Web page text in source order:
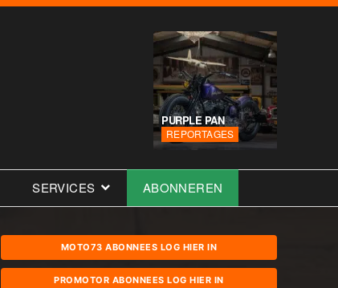
PURPLE PAN
REPORTAGES
SERVICES ABONNEREN
MOTO73 ABONNEES LOG HIER IN
PROMOTOR ABONNEES LOG HIER IN